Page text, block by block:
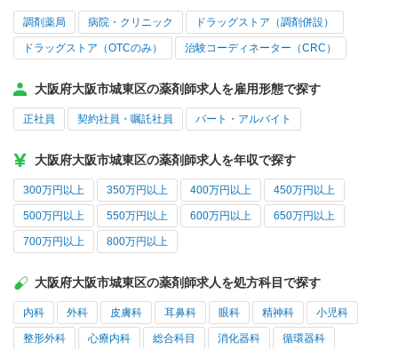
調剤薬局 病院・クリニック ドラッグストア（調剤併設）
ドラッグストア（OTCのみ） 治験コーディネーター（CRC）
大阪府大阪市城東区の薬剤師求人を雇用形態で探す
正社員 契約社員・嘱託社員 パート・アルバイト
大阪府大阪市城東区の薬剤師求人を年収で探す
300万円以上 350万円以上 400万円以上 450万円以上
500万円以上 550万円以上 600万円以上 650万円以上
700万円以上 800万円以上
大阪府大阪市城東区の薬剤師求人を処方科目で探す
内科 外科 皮膚科 耳鼻科 眼科 精神科 小児科
整形外科 心療内科 総合科目 消化器科 循環器科